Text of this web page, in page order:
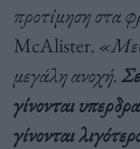
προτίμηση στα
McAlister.
μεγάλη ανοχή.
γίνονται
γίνονται